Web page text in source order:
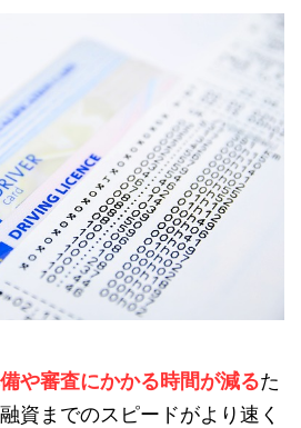
や審査にかかる時間が減るた
資までのスピードがより速く